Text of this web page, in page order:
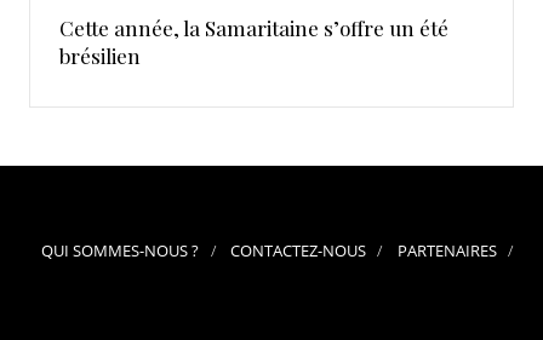
Cette année, la Samaritaine s’offre un été
brésilien
QUI SOMMES-NOUS ? CONTACTEZ-NOUS PARTENAIRES